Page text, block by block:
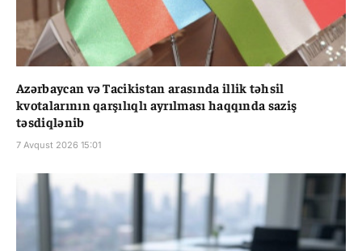
Azərbaycan və Tacikistan arasında illik təhsil
kvotalarının qarşılıqlı ayrılması haqqında saziş
təsdiqlənib
7 Avqust 2026 15:01